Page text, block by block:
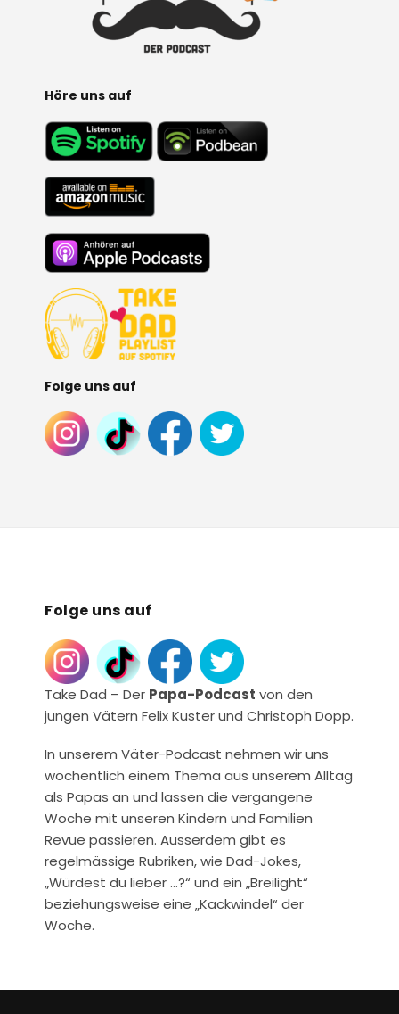
Höre uns auf
Folge uns auf
Folge uns auf
Take Dad – Der Papa-Podcast von den
jungen Vätern Felix Kuster und Christoph Dopp.
In unserem Väter-Podcast nehmen wir uns
wöchentlich einem Thema aus unserem Alltag
als Papas an und lassen die vergangene
Woche mit unseren Kindern und Familien
Revue passieren. Ausserdem gibt es
regelmässige Rubriken, wie Dad-Jokes,
„Würdest du lieber …?“ und ein „Breilight“
beziehungsweise eine „Kackwindel“ der
Woche.